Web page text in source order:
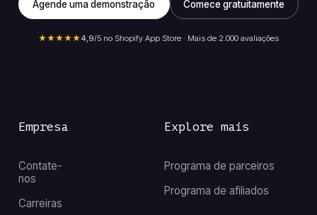
Agende uma demonstração Comece gratuitamente
★★★★★4,9/5 no Shopify App Store · Mais de 2.000 avaliações
Empresa
Contate-
nos
Carreiras
Explore mais
Programa de parceiros
Programa de afiliados